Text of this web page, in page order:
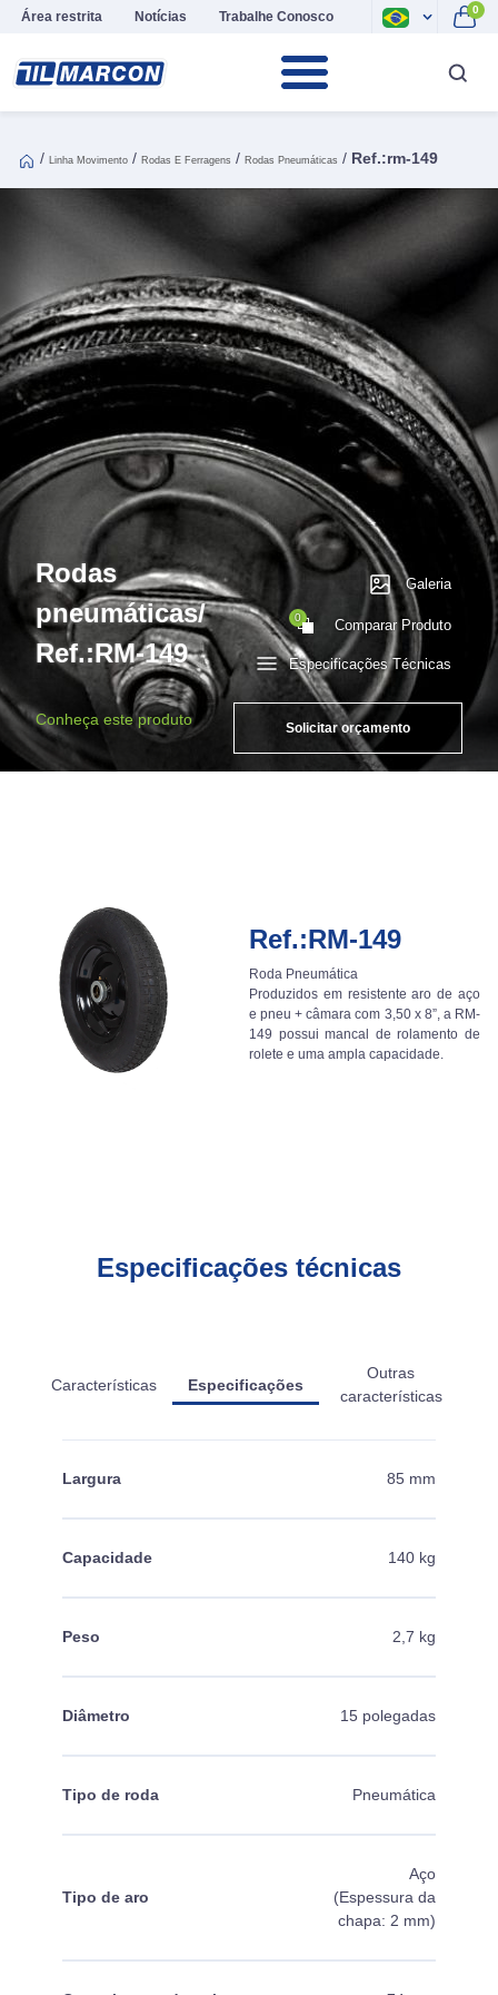
Área restrita Notícias Trabalhe Conosco 0
/ Linha Movimento / Rodas E Ferragens / Rodas Pneumáticas / Ref.:rm-149
Rodas
pneumáticas/
Ref.:RM-149
Especificações Técnicas
Galeria
0 Comparar Produto
Conheça este produto Solicitar orçamento
Ref.:RM-149
Roda Pneumática
Produzidos em resistente aro de aço
e pneu + câmara com 3,50 x 8”, a RM-
149 possui mancal de rolamento de
rolete e uma ampla capacidade.
Especificações técnicas
Características Especificações
Outras
características
Largura 85 mm
Capacidade 140 kg
Peso 2,7 kg
Diâmetro 15 polegadas
Tipo de roda Pneumática
Tipo de aro
Aço
(Espessura da
chapa: 2 mm)